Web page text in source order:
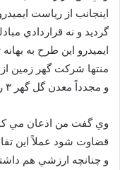
اينجانب از رياست
گرديد و نه قراردادي
ايميدرو اين طرح به
منتها شرکت گهر زمين از
و مجدداً معدن گل گهر ۳ را تصرف نمود.
وي گفت من اذعان مي
قضاوت شود عملاً اين
و چنانچه ارزشي هم